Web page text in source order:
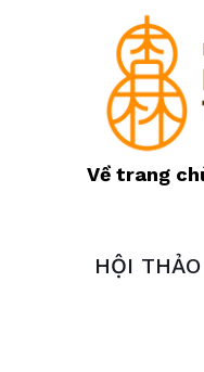
Về trang
HỘI